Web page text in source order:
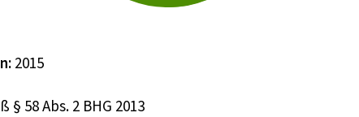
2015
§ 58 Abs. 2 BHG 2013